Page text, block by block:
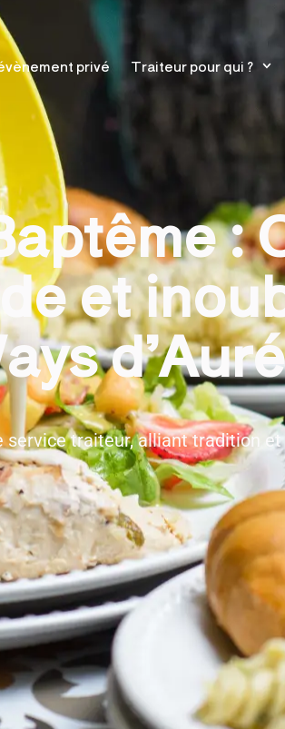
privé Traiteur pour qui ?
:
et
d’Auré
traiteur, alliant tradition